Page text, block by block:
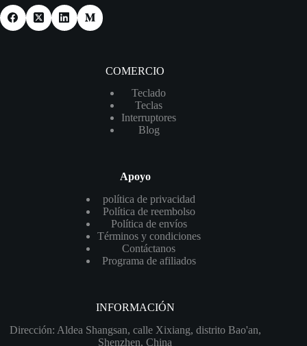
COMERCIO
Teclado
Teclas
Interruptores
Blog
Apoyo
política de privacidad
Política de reembolso
Política de envíos
Términos y condiciones
Contáctanos
Programa de afiliados
INFORMACIÓN
Dirección: Aldea Shangsan, calle Xixiang, distrito Bao'an,
Shenzhen, China